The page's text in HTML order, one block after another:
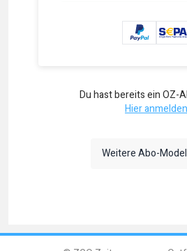
Du hast bereits ein OZ-
Hier anmelden
Weitere Abo-